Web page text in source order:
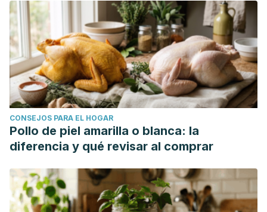
CONSEJOS PARA EL HOGAR
Pollo de piel amarilla o blanca: la
diferencia y qué revisar al comprar